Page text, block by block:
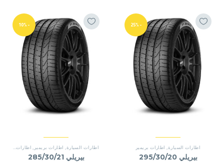
-25%
اطارات السيارة اطارات بريمير
بيريلي 295/30/20
-10%
اطارات السيارة اطارات بريمير اطارات بريمير
بيريلي 285/30/21